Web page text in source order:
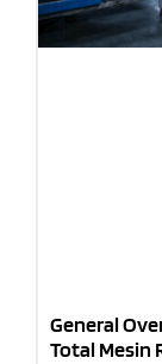
General
Total Mesin